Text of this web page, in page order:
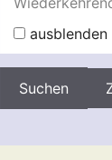
ausblenden